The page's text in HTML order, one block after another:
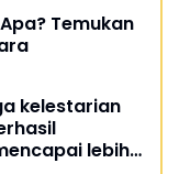
Temukan
kelestarian
lebih